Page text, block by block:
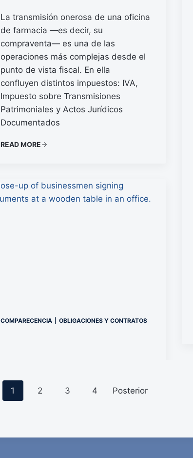
La transmisión onerosa de una oficina
de farmacia —es decir, su
compraventa— es una de las
operaciones más complejas desde el
punto de vista fiscal. En ella
confluyen distintos impuestos: IVA,
Impuesto sobre Transmisiones
Patrimoniales y Actos Jurídicos
Documentados
READ MORE
COMPARECENCIA OBLIGACIONES Y CONTRATOS
1 2 3 4 Posterior